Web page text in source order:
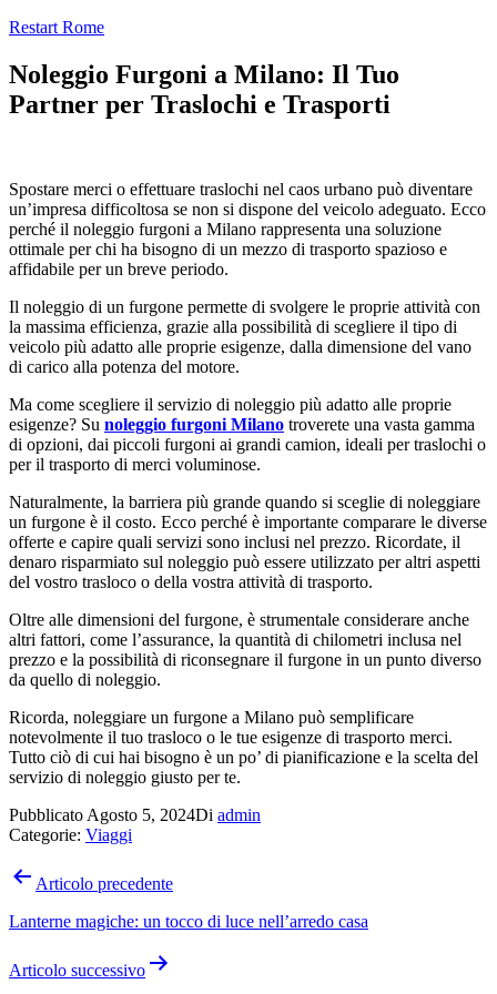
Salta
contenuto
Restart Rome
Noleggio Furgoni a Milano: Il Tuo
Partner per Traslochi e Trasporti
Spostare merci o effettuare traslochi nel caos urbano può diventare
un’impresa difficoltosa se non si dispone del veicolo adeguato. Ecco
perché il noleggio furgoni a Milano rappresenta una soluzione
ottimale per chi ha bisogno di un mezzo di trasporto spazioso e
affidabile per un breve periodo.
Il noleggio di un furgone permette di svolgere le proprie attività con
la massima efficienza, grazie alla possibilità di scegliere il tipo di
veicolo più adatto alle proprie esigenze, dalla dimensione del vano
di carico alla potenza del motore.
Ma come scegliere il servizio di noleggio più adatto alle proprie
esigenze? Su noleggio furgoni Milano troverete una vasta gamma
di opzioni, dai piccoli furgoni ai grandi camion, ideali per traslochi o
per il trasporto di merci voluminose.
Naturalmente, la barriera più grande quando si sceglie di noleggiare
un furgone è il costo. Ecco perché è importante comparare le diverse
offerte e capire quali servizi sono inclusi nel prezzo. Ricordate, il
denaro risparmiato sul noleggio può essere utilizzato per altri aspetti
del vostro trasloco o della vostra attività di trasporto.
Oltre alle dimensioni del furgone, è strumentale considerare anche
altri fattori, come l’assurance, la quantità di chilometri inclusa nel
prezzo e la possibilità di riconsegnare il furgone in un punto diverso
da quello di noleggio.
Ricorda, noleggiare un furgone a Milano può semplificare
notevolmente il tuo trasloco o le tue esigenze di trasporto merci.
Tutto ciò di cui hai bisogno è un po’ di pianificazione e la scelta del
servizio di noleggio giusto per te.
Pubblicato Agosto 5, 2024Di admin
Categorie: Viaggi
Navigazione
Articolo precedente
Lanterne magiche: un tocco di luce nell’arredo casa
Articolo successivo